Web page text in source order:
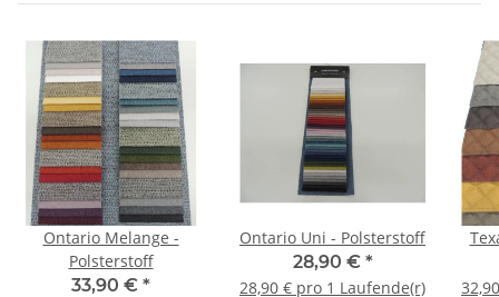
Ontario Melange -
Polsterstoff
33,90 € *
Ontario Uni - Polsterstoff
28,90 € *
28,90 € pro 1 Laufende(r)